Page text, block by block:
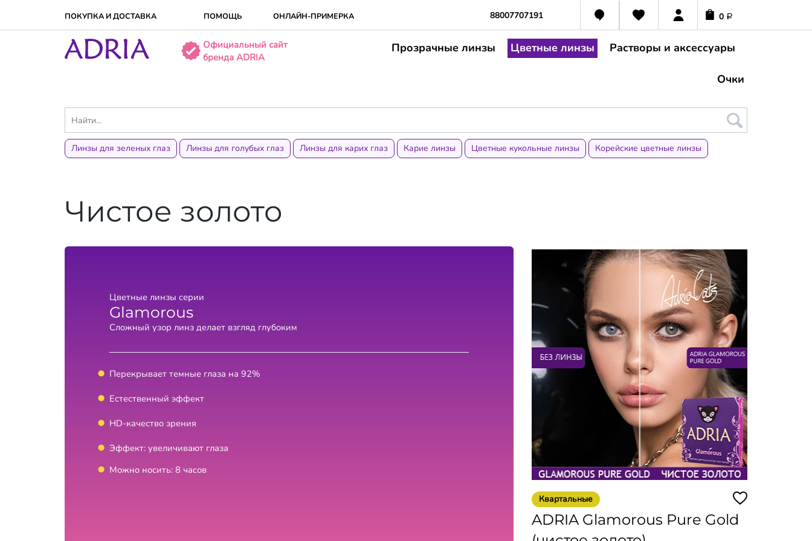
ПОКУПКА И ДОСТАВКA ПОМОЩЬ ОНЛАЙН-ПРИМЕРКА 88007707191 0 Р
Официальный сайт
бренда ADRIA
Прозрачные линзы Цветные линзы Растворы и аксессуары
Очки
Линзы для зеленых глаз Линзы для голубых глаз Линзы для карих глаз Карие линзы Цветные кукольные линзы Корейские цветные линзы
Чистое золото
Цветные линзы серии
Glamorous
Сложный узор линз делает взгляд глубоким
Перекрывает темные глаза на 92%
Естественный эффект
HD-качество зрения
Эффект: увеличивают глаза
Можно носить: 8 часов
Квартальные
ADRIA Glamorous Pure Gold